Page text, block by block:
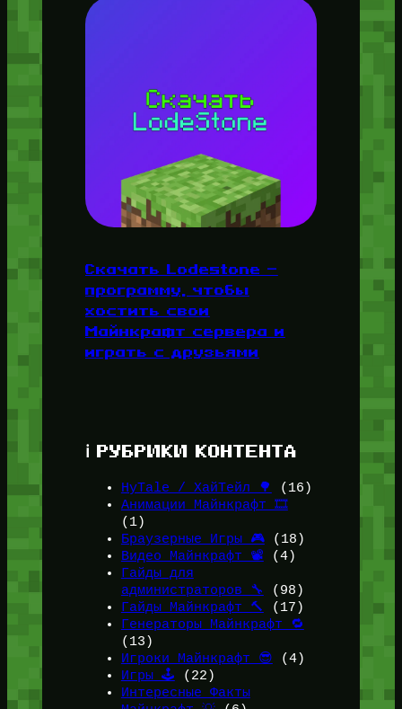
Скачать Lodestone —
программу, чтобы
хостить свои
Майнкрафт сервера и
играть с друзьями
ℹ️ РУБРИКИ КОНТЕНТА
HyTale / ХайТейл 🌳
(16)
Анимации Майнкрафт 🎞️
(1)
Браузерные Игры 🎮(18)
Видео Майнкрафт 📽️ (4)
Гайды для
администраторов 🔧
(98)
Гайды Майнкрафт 🔨
(17)
Генераторы Майнкрафт 🔁
(13)
Игроки Майнкрафт 😎 (4)
Игры 🕹️ (22)
Интересные Факты